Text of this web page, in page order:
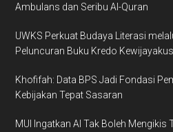
Ambulans dan Seribu Al-Quran
UWKS Perkuat Budaya Literasi
Peluncuran Buku Kredo
Khofifah: Data BPS Jadi Fondasi
Kebijakan Tepat Sasaran
MUI Ingatkan AI Tak Boleh Mengikis